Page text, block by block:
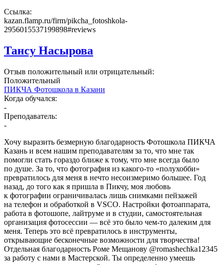
Ссылка:
kazan.flamp.ru/firm/pikcha_fotoshkola-
2956015537199898#reviews
Тансу Насырова
Отзыв положительный или отрицательный:
Положительный
ПИКЧА Фотошкола в Казани
Когда обучался:
-
Преподаватель:
-
Хочу выразить безмерную благодарность Фотошкола ПИКЧА
Казань и всем нашим преподавателям за то, что мне так
помогли стать гораздо ближе к тому, что мне всегда было
по душе. За то, что фотография из какого-то «полухобби»
превратилось для меня в нечто несоизмеримо большее. Год
назад, до того как я пришла в Пикчу, моя любовь
к фотографии ограничивалась лишь снимками пейзажей
на телефон и обработкой в VSCO. Настройки фотоаппарата,
работа в фотошопе, лайтруме и в студии, самостоятельная
организация фотосессии — всё это было чем-то далеким для
меня. Теперь это всё превратилось в инструменты,
открывающие бесконечные возможности для творчества!
Отдельная благодарность Роме Мещанову @romashechka12345
за работу с нами в Мастерской. Ты определенно умеешь